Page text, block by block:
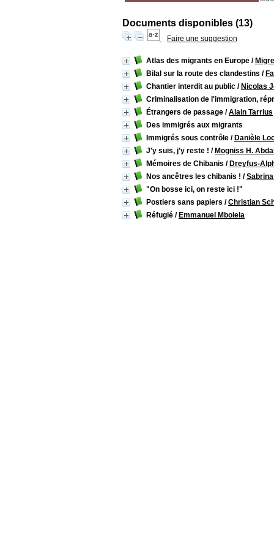
Documents disponibles (13)
Faire une suggestion
Atlas des migrants en Europe /
Bilal sur la route des clandestins /
Chantier interdit au public / Nicolas
Criminalisation de l'immigration,
Étrangers de passage /Alain Tarrius
Des immigrés aux migrants
Immigrés sous contrôle / Danièle
J'y suis, j'y reste ! / Mogniss H.
Mémoires de Chibanis / Dreyfus-
Nos ancêtres les chibanis ! /
"On bosse ici, on reste ici !"
Postiers sans papiers /Christian
Réfugié / Emmanuel Mbolela